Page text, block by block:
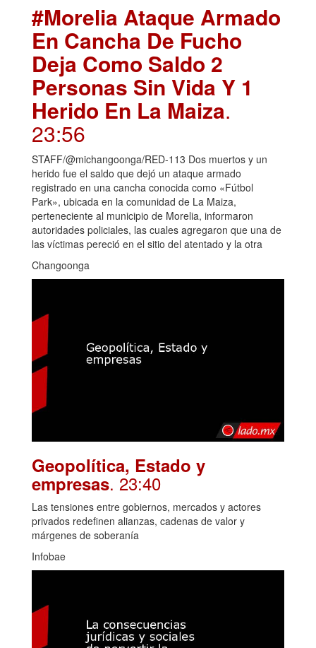
#Morelia Ataque Armado
En Cancha De Fucho
Deja Como Saldo 2
Personas Sin Vida Y 1
Herido En La Maiza.
23:56
STAFF/@michangoonga/RED-113 Dos muertos y un
herido fue el saldo que dejó un ataque armado
registrado en una cancha conocida como «Fútbol
Park», ubicada en la comunidad de La Maiza,
perteneciente al municipio de Morelia, informaron
autoridades policiales, las cuales agregaron que una de
las víctimas pereció en el sitio del atentado y la otra
Changoonga
Geopolítica, Estado y
empresas. 23:40
Las tensiones entre gobiernos, mercados y actores
privados redefinen alianzas, cadenas de valor y
márgenes de soberanía
Infobae